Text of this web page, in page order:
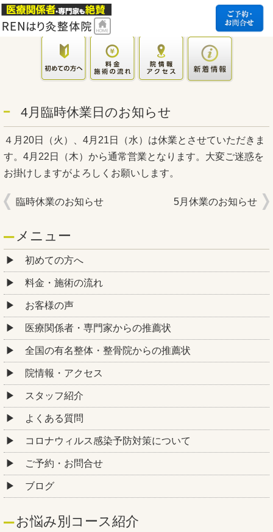
4月臨時休業日のお知らせ
４月20日（火）、4月21日（水）は休業とさせていただきま
す。4月22日（木）から通常営業となります。大変ご迷惑を
お掛けしますがよろしくお願いします。
臨時休業のお知らせ 5月休業のお知らせ
メニュー
初めての方へ
料金・施術の流れ
お客様の声
医療関係者・専門家からの推薦状
全国の有名整体・整骨院からの推薦状
院情報・アクセス
スタッフ紹介
よくある質問
コロナウィルス感染予防対策について
ご予約・お問合せ
ブログ
お悩み別コース紹介